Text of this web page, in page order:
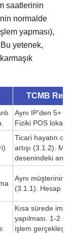
saatlerinin
normalde
yapması),
yetenek,
TCMB
Aynı IP’den 5+
Fiziki POS
Ticari hayatın
artışı (3.1.2).
desenindeki ani
Aynı müşterinin
(3.1.1). Hesap
Kısa sürede
yapılması. 1-2
işlem